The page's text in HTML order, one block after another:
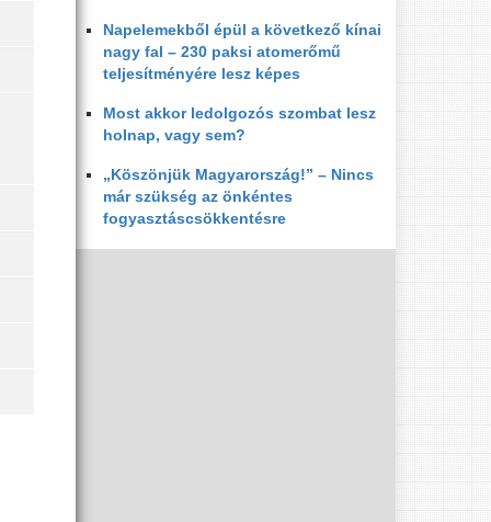
Napelemekből épül a következő kínai
nagy fal – 230 paksi atomerőmű
teljesítményére lesz képes
Most akkor ledolgozós szombat lesz
holnap, vagy sem?
„Köszönjük Magyarország!” – Nincs
már szükség az önkéntes
fogyasztáscsökkentésre